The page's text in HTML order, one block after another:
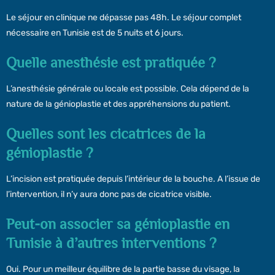
Le séjour en clinique ne dépasse pas 48h. Le séjour complet
nécessaire en Tunisie est de 5 nuits et 6 jours.
Quelle anesthésie est pratiquée ?
L’anesthésie générale ou locale est possible. Cela dépend de la
nature de la génioplastie et des appréhensions du patient.
Quelles sont les cicatrices de la
génioplastie ?
L’incision est pratiquée depuis l’intérieur de la bouche. A l’issue de
l’intervention, il n’y aura donc pas de cicatrice visible.
Peut-on associer sa génioplastie en
Tunisie à d’autres interventions ?
Oui. Pour un meilleur équilibre de la partie basse du visage, la